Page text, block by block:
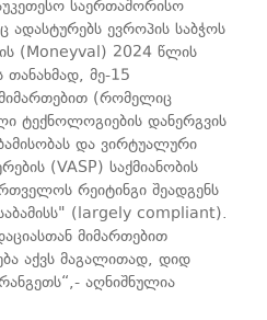
საერთაშორისო
ადასტურებს ევროპის საბჭოს
(Moneyval) 2024 წლის
თანახმად, მე-15
(რომელიც
ტექნოლოგიების დანერგვის
და ვირტუალური
(VASP) საქმიანობის
რეიტინგი შეადგენს
(largely compliant).
მიმართებით
აქვს მაგალითად, დიდ
აღნიშნულია